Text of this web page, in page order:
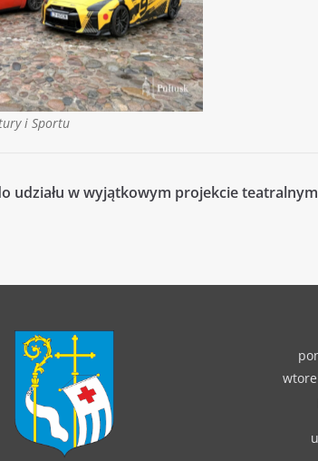
i Sportu
udziału w wyjątkowym projekcie teatralnym